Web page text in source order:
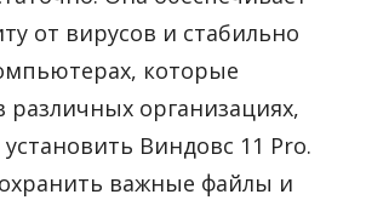
от вирусов и стабильно
которые
организациях,
Виндовс 11 Pro.
важные файлы и